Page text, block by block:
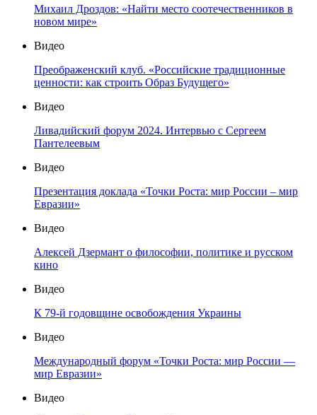
Михаил Дроздов: «Найти место соотечественников в
новом мире»
Видео
Преображенский клуб. «Российские традиционные
ценности: как строить Образ Будущего»
Видео
Ливадийский форум 2024. Интервью с Сергеем
Пантелеевым
Видео
Презентация доклада «Точки Роста: мир России – мир
Евразии»
Видео
Алексей Дзермант о философии, политике и русском
кино
Видео
К 79-й годовщине освобождения Украины
Видео
Международный форум «Точки Роста: мир России —
мир Евразии»
Видео